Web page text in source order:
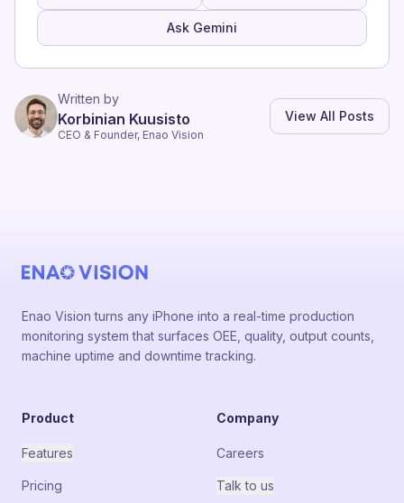
Ask Gemini
Written by
Korbinian Kuusisto
CEO & Founder, Enao Vision
View All Posts
Enao Vision turns any iPhone into a real-time production
monitoring system that surfaces OEE, quality, output counts,
machine uptime and downtime tracking.
Product
Features
Pricing
Company
Careers
Talk to us